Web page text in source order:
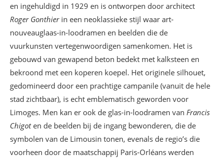
en ingehuldigd in 1929 en is ontworpen door architect
Roger Gonthierin een neoklassieke stijl waar art-
nouveauglaas-in-loodramen en beelden die de
vuurkunsten vertegenwoordigen samenkomen. Het is
gebouwd van gewapend beton bedekt met kalksteen en
bekroond met een koperen koepel. Het originele silhouet,
gedomineerd door een prachtige campanile (vanuit de hele
stad zichtbaar), is echt emblematisch geworden voor
Limoges. Men kan er ook de glas-in-loodramen van Francis
Chigoten de beelden bij de ingang bewonderen, die de
symbolen van de Limousin tonen, evenals de regio’s die
voorheen door de maatschappij Paris-Orléans werden